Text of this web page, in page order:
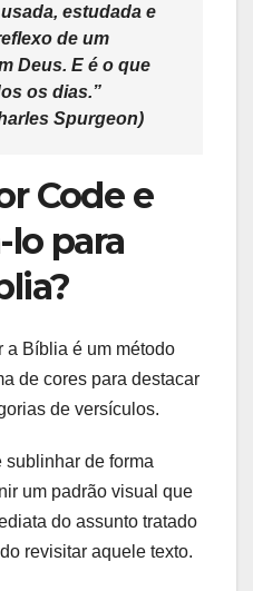
estudada e
de um
Deus. E é o que
os dias.”
Spurgeon)
Code e
lo para
a Bíblia é um método
de cores para destacar
de versículos.
sublinhar de forma
um padrão visual que
do assunto tratado
revisitar aquele texto.